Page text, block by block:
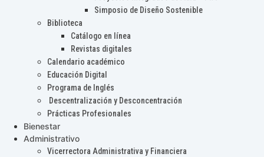
Simposio de Diseño Sostenible
Biblioteca
Catálogo en línea
Revistas digitales
Calendario académico
Educación Digital
Programa de Inglés
Descentralización y Desconcentración
Prácticas Profesionales
Bienestar
Administrativo
Vicerrectora Administrativa y Financiera